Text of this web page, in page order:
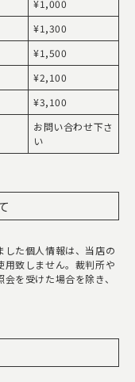
¥1,000
¥1,300
¥1,500
¥2,100
¥3,100
お問い合わせ下さ
い
した個人情報は、当店の
致しません。裁判所や
を受けた場合を除き、